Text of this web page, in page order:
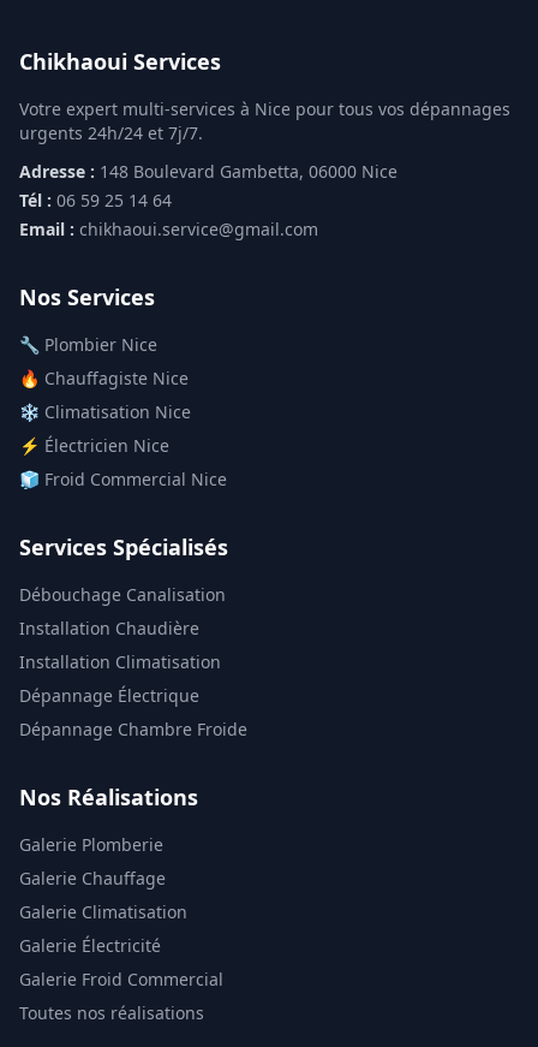
Chikhaoui Services
Votre expert multi-services à Nice pour tous vos dépannages
urgents 24h/24 et 7j/7.
Adresse : 148 Boulevard Gambetta, 06000 Nice
Tél : 06 59 25 14 64
Email : chikhaoui.service@gmail.com
Nos Services
🔧 Plombier Nice
🔥 Chauffagiste Nice
❄️ Climatisation Nice
⚡ Électricien Nice
🧊 Froid Commercial Nice
Services Spécialisés
Débouchage Canalisation
Installation Chaudière
Installation Climatisation
Dépannage Électrique
Dépannage Chambre Froide
Nos Réalisations
Galerie Plomberie
Galerie Chauffage
Galerie Climatisation
Galerie Électricité
Galerie Froid Commercial
Toutes nos réalisations